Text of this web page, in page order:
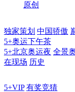
原创
独家策划 中国骄傲
5+奥运下午茶
5+北京奥运夜 全景
在现场 历史
5+VIP 有奖竞猜